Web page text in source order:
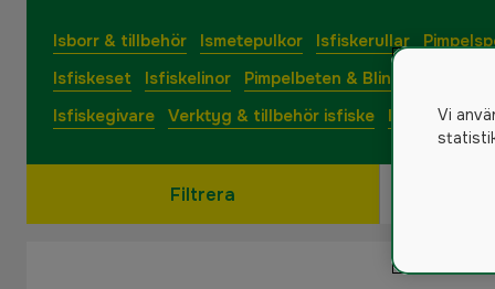
Isborr & tillbehör Ismetepulkor Isfiskerullar
Isfiskeset
Isfiskelinor Pimpelbeten & Blinklampor
Isfiskegivare Verktyg & tillbehör isfiske
Filtrera
Vi